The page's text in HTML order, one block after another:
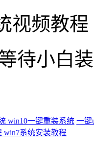
视频教程
待小白
win10一键重装系统 一键
win7系统安装教程